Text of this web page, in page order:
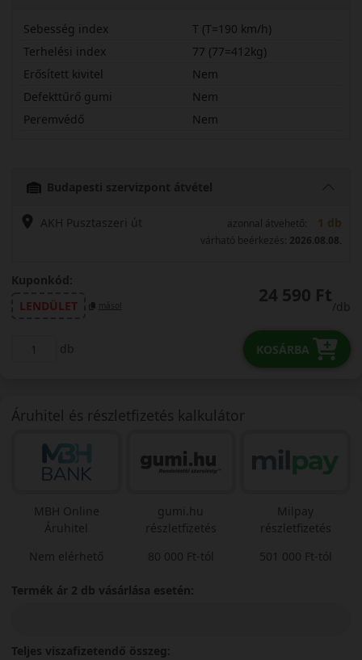
Sebesség index
T (T=190 km/h)
Terhelési index
77 (77=412kg)
Erősített kivitel
Nem
Defekttűrő gumi
Nem
Peremvédő
Nem
Budapesti szervizpont átvétel
AKH Pusztaszeri út azonnal átvehető: 1 db
várható beérkezés: 2026.08.08.
Kuponkód:
LENDÜLET
másol 24 590 Ft
/db
db KOSÁRBA
Áruhitel és részletfizetés kalkulátor
MBH Online
Áruhitel
Nem elérhető
gumi.hu
részletfizetés
80 000 Ft-tól
Milpay
részletfizetés
501 000 Ft-tól
Termék ár 2 db vásárlása esetén:
Teljes viszafizetendő összeg: